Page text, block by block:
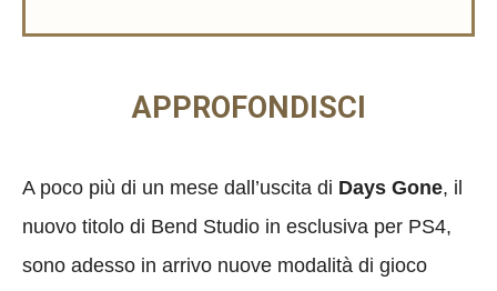
APPROFONDISCI
A poco più di un mese dall’uscita di Days Gone, il
nuovo titolo di Bend Studio in esclusiva per PS4,
sono adesso in arrivo nuove modalità di gioco